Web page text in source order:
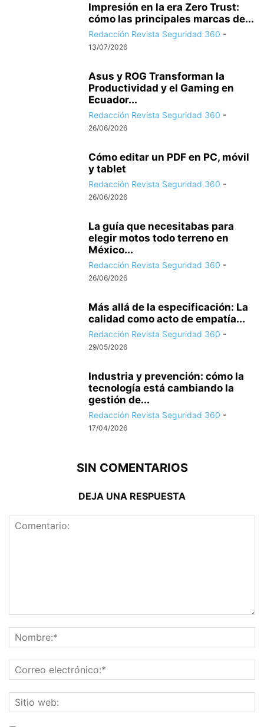
Impresión en la era Zero Trust:
cómo las principales marcas de...
Redacción Revista Seguridad 360 -
13/07/2026
Asus y ROG Transforman la
Productividad y el Gaming en
Ecuador...
Redacción Revista Seguridad 360 -
26/06/2026
Cómo editar un PDF en PC, móvil
y tablet
Redacción Revista Seguridad 360 -
26/06/2026
La guía que necesitabas para
elegir motos todo terreno en
México...
Redacción Revista Seguridad 360 -
26/06/2026
Más allá de la especificación: La
calidad como acto de empatía...
Redacción Revista Seguridad 360 -
29/05/2026
Industria y prevención: cómo la
tecnología está cambiando la
gestión de...
Redacción Revista Seguridad 360 -
17/04/2026
SIN COMENTARIOS
DEJA UNA RESPUESTA